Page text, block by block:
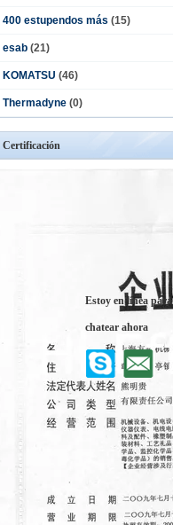
400 estupendos más (15)
esab (21)
KOMATSU (46)
Thermadyne (0)
Certificación
Estoy en línea para
chatear ahora